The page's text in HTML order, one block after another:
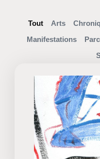
Arts
Manifestations
Tout